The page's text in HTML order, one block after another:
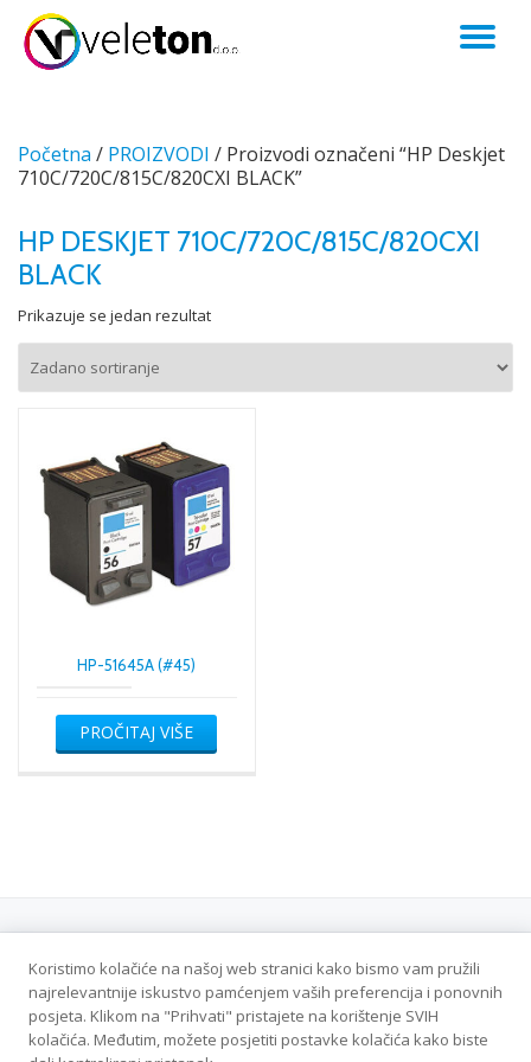
Skip
Početna / PROIZVODI / Proizvodi označeni “HP Deskjet
710C/720C/815C/820CXI BLACK”
HP DESKJET 710C/720C/815C/820CXI
BLACK
Prikazuje se jedan rezultat
HP-51645A (#45)
PROČITAJ VIŠE
Politika privatnosti
Veleton DOO - Sva prava zadržana
Koristimo kolačiće na našoj web stranici kako bismo vam pružili
najrelevantnije iskustvo pamćenjem vaših preferencija i ponovnih
posjeta. Klikom na "Prihvati" pristajete na korištenje SVIH
kolačića. Međutim, možete posjetiti postavke kolačića kako biste